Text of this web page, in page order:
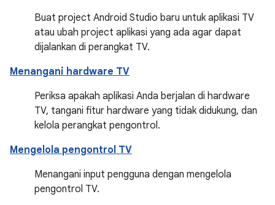
Buat project Android Studio baru untuk aplikasi TV
atau ubah project aplikasi yang ada agar dapat
dijalankan di perangkat TV.
Menangani hardware TV
Periksa apakah aplikasi Anda berjalan di hardware
TV, tangani fitur hardware yang tidak didukung, dan
kelola perangkat pengontrol.
Mengelola pengontrol TV
Menangani input pengguna dengan mengelola
pengontrol TV.